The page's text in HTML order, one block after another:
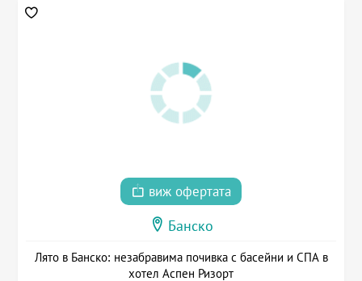
виж офертата
Банско
Лято в Банско: незабравима почивка с басейни и СПА в
хотел Аспен Ризорт